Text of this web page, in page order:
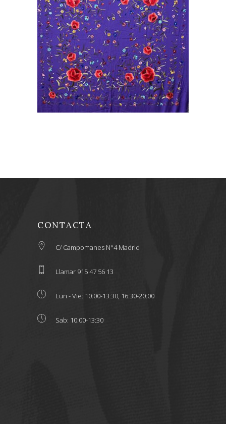
MANTÓN DE SEDA
NATURAL MORADO
BORDADO A MANO EN
COLORES
420,00€ LEER MÁS
CONTACTA
C/ Campomanes N°4 Madrid
Llamar 915 47 56 13
Lun - Vie: 10:00-13:30, 16:30-20:00
Sab: 10:00-13:30